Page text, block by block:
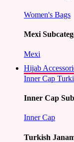
Women's Bags
Mexi
Mexi
Hijab
Inner Cap
Inner Cap
Inner Cap
Turkish